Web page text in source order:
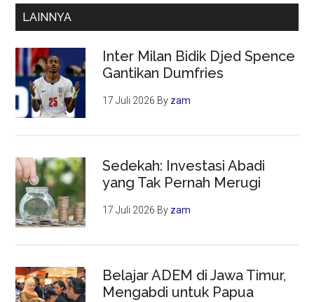
Gaza,
Memburuk
LAINNYA
Inter Milan Bidik Djed Spence
Gantikan Dumfries
17 Juli 2026 By zam
Sedekah: Investasi Abadi
yang Tak Pernah Merugi
17 Juli 2026 By zam
Belajar ADEM di Jawa Timur,
Mengabdi untuk Papua